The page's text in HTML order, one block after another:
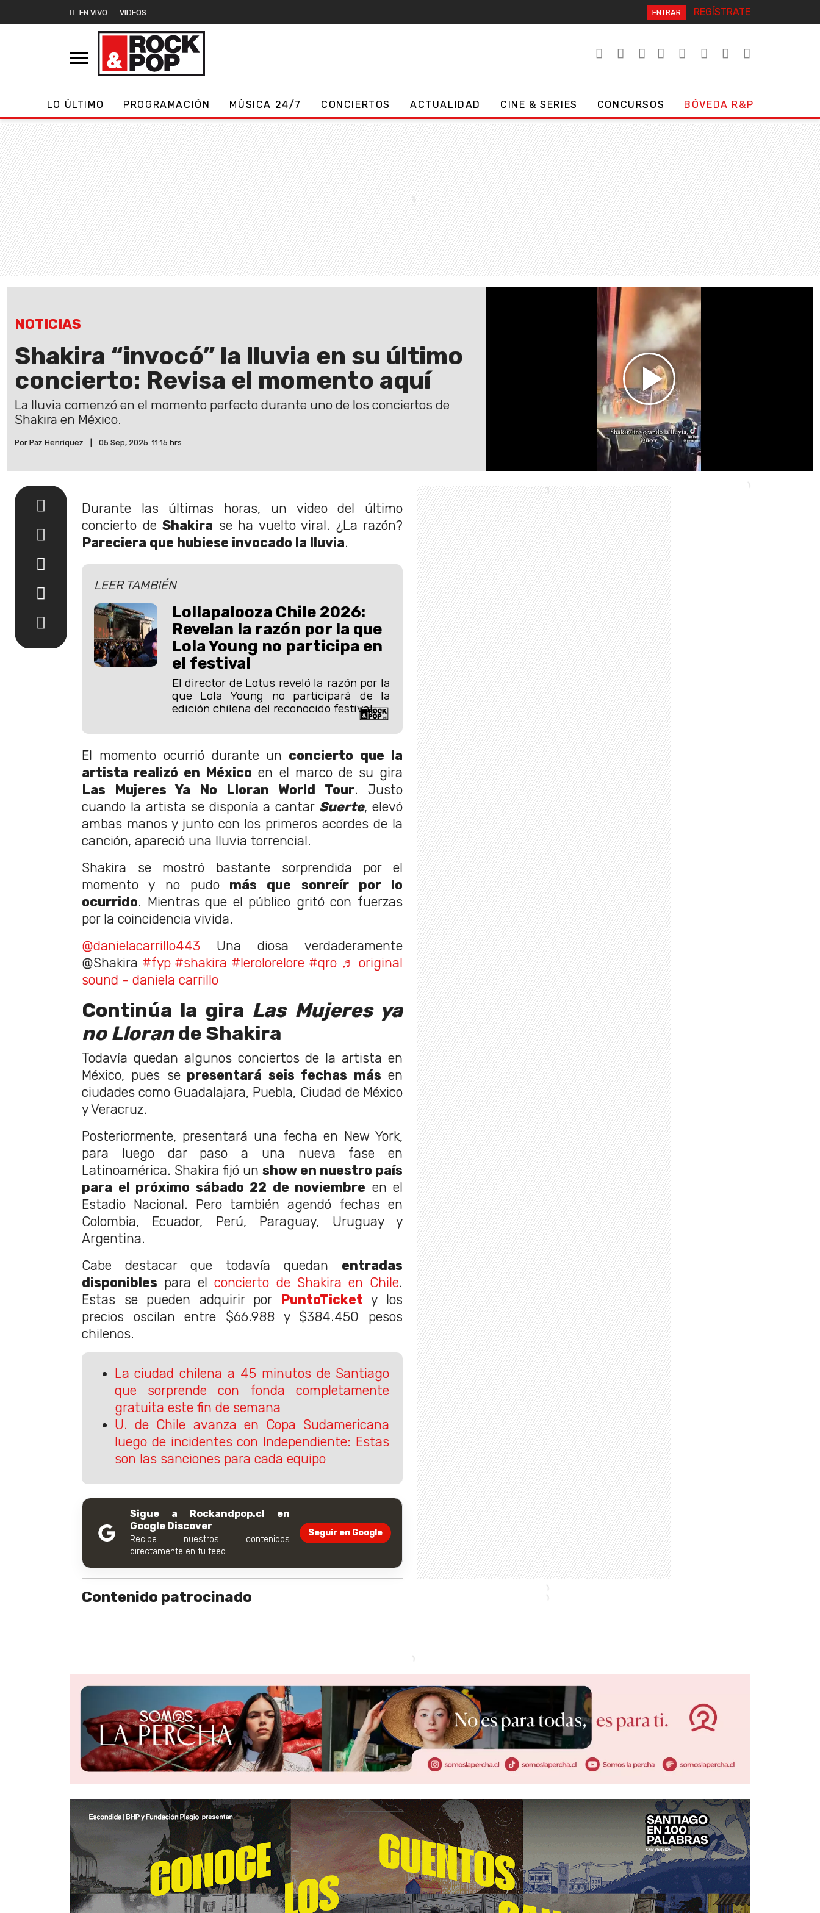
EN VIVO VIDEOS ENTRAR REGÍSTRATE
LO ÚLTIMO PROGRAMACIÓN MÚSICA 24/7 CONCIERTOS ACTUALIDAD CINE & SERIES CONCURSOS BÓVEDA R&P
NOTICIAS
Shakira “invocó” la lluvia en su último
concierto: Revisa el momento aquí
La lluvia comenzó en el momento perfecto durante uno de los conciertos de
Shakira en México.
Por Paz Henríquez 05 Sep, 2025. 11:15 hrs
Durante las últimas horas, un video del último
concierto de Shakira se ha vuelto viral. ¿La razón?
Pareciera que hubiese invocado la lluvia.
LEER TAMBIÉN
Lollapalooza Chile 2026:
Revelan la razón por la que
Lola Young no participa en
el festival
El director de Lotus reveló la razón por la
que Lola Young no participará de la
edición chilena del reconocido festival.
El momento ocurrió durante un concierto que la
artista realizó en México en el marco de su gira
Las Mujeres Ya No Lloran World Tour. Justo
cuando la artista se disponía a cantar Suerte, elevó
ambas manos y junto con los primeros acordes de la
canción, apareció una lluvia torrencial.
Shakira se mostró bastante sorprendida por el
momento y no pudomás que sonreír por lo
ocurrido. Mientras que el público gritó con fuerzas
por la coincidencia vivida.
@danielacarrillo443 Una diosa verdaderamente
@Shakira #fyp #shakira #lerolorelore #qro ♬ original
sound - daniela carrillo
Continúa la gira Las Mujeres ya
no Llorande Shakira
Todavía quedan algunos conciertos de la artista en
México, pues sepresentará seis fechas más en
ciudades como Guadalajara, Puebla, Ciudad de México
y Veracruz.
Posteriormente, presentará una fecha en New York,
para luego dar paso a una nueva fase en
Latinoamérica. Shakira fijó un show en nuestro país
para el próximo sábado 22 de noviembre en el
Estadio Nacional. Pero también agendó fechas en
Colombia, Ecuador, Perú, Paraguay, Uruguay y
Argentina.
Cabe destacar que todavía quedan entradas
disponibles para elconcierto de Shakira en Chile.
Estas se pueden adquirir por PuntoTicket y los
precios oscilan entre $66.988 y $384.450 pesos
chilenos.
La ciudad chilena a 45 minutos de Santiago
que sorprende con fonda completamente
gratuita este fin de semana
U. de Chile avanza en Copa Sudamericana
luego de incidentes con Independiente: Estas
son las sanciones para cada equipo
Sigue a Rockandpop.cl en
Google Discover
Recibe nuestros contenidos
directamente en tu feed.
Seguir en Google
Contenido patrocinado